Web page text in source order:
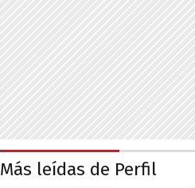
Más leídas de Perfil